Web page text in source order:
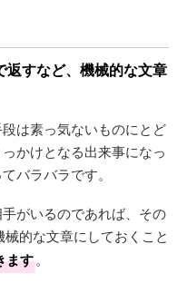
すなど、機械的な文章
は素っ気ないものにとど
かけとなる出来事になっ
バラバラです。
がいるのであれば、その
的な文章にしておくこと
ます。